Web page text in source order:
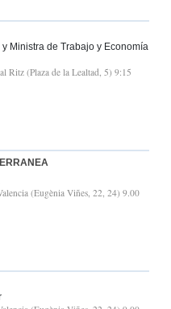
Ministra de Trabajo y Economía
Ritz (Plaza de la Lealtad, 5) 9:15
(Eugènia Viñes, 22, 24) 9.00